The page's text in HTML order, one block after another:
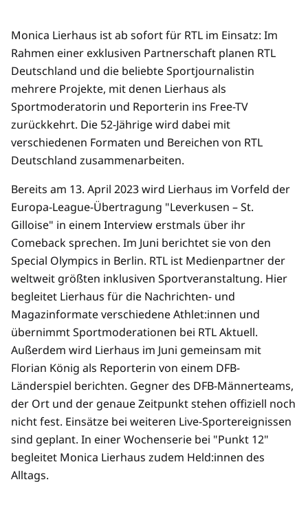
Monica Lierhaus ist ab sofort für RTL im Einsatz: Im
Rahmen einer exklusiven Partnerschaft planen RTL
Deutschland und die beliebte Sportjournalistin
mehrere Projekte, mit denen Lierhaus als
Sportmoderatorin und Reporterin ins Free-TV
zurückkehrt. Die 52-Jährige wird dabei mit
verschiedenen Formaten und Bereichen von RTL
Deutschland zusammenarbeiten.
Bereits am 13. April 2023 wird Lierhaus im Vorfeld der
Europa-League-Übertragung "Leverkusen – St.
Gilloise" in einem Interview erstmals über ihr
Comeback sprechen. Im Juni berichtet sie von den
Special Olympics in Berlin. RTL ist Medienpartner der
weltweit größten inklusiven Sportveranstaltung. Hier
begleitet Lierhaus für die Nachrichten- und
Magazinformate verschiedene Athlet:innen und
übernimmt Sportmoderationen bei RTL Aktuell.
Außerdem wird Lierhaus im Juni gemeinsam mit
Florian König als Reporterin von einem DFB-
Länderspiel berichten. Gegner des DFB-Männerteams,
der Ort und der genaue Zeitpunkt stehen offiziell noch
nicht fest. Einsätze bei weiteren Live-Sportereignissen
sind geplant. In einer Wochenserie bei "Punkt 12"
begleitet Monica Lierhaus zudem Held:innen des
Alltags.